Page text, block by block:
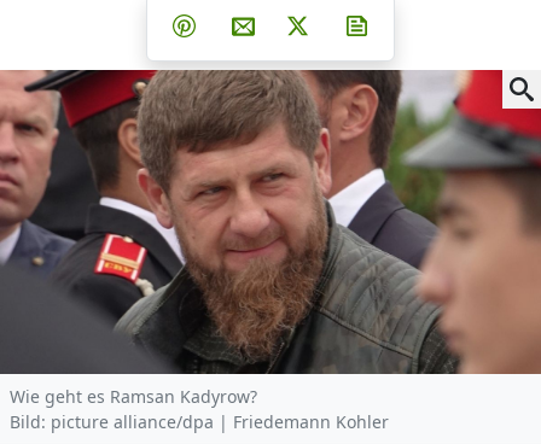
Teilen auf Facebook
Teilen auf Whatsapp
Teilen auf Telegram
Teilen auf Pinterest
Per E-Mail teilen
Post auf X
Wie geht es Ramsan Kadyrow?
Bild: picture alliance/dpa | Friedemann Kohler